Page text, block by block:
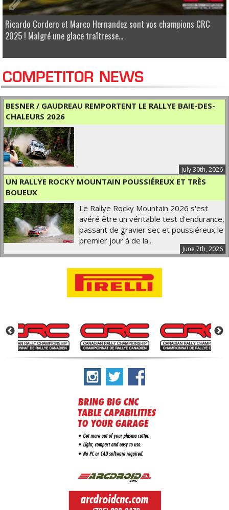
Ricardo Cordero et Marco Hernandez sont vos champions CRC
2025 ! Malgré une glace traîtresse...
COMPETITOR NEWS
BESNER / GAUDREAU REMPORTENT LE RALLYE BAIE-DES-
CHALEURS 2026
July 30th, 2026
UN RALLYE ROCKY MOUNTAIN POUSSIÉREUX ET TRÈS
BOUEUX
June 7th, 2026
Le Rallye Rocky Mountain 2026 s'est
avéré être un véritable test d'endurance,
passant de gravier sec et poussiéreux le
premier jour à de la...